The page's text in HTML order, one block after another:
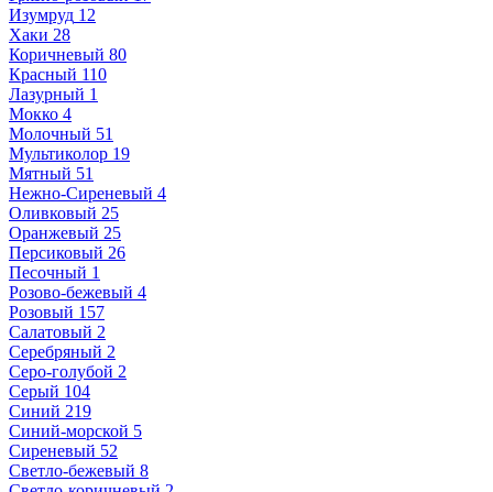
Изумруд 12
Хаки 28
Коричневый 80
Красный 110
Лазурный 1
Мокко 4
Молочный 51
Мультиколор 19
Мятный 51
Нежно-Сиреневый 4
Оливковый 25
Оранжевый 25
Персиковый 26
Песочный 1
Розово-бежевый 4
Розовый 157
Салатовый 2
Серебряный 2
Серо-голубой 2
Серый 104
Синий 219
Синий-морской 5
Сиреневый 52
Светло-бежевый 8